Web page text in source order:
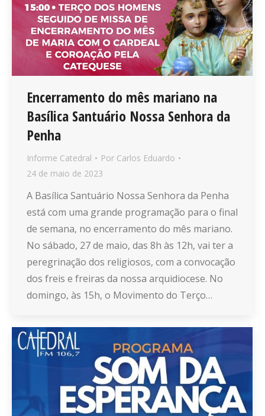
Encerramento do mês mariano na
Basílica Santuário Nossa Senhora da
Penha
Informe Catedral Por Carlos Eduardo
24 de maio de 2023
A Basílica Santuário Nossa Senhora da Penha
está com uma grande programação para o final
de semana, no encerramento do mês mariano.
No sábado, 27 de maio, das 8h às 12h, vai ter a
peregrinação dos religiosos, com a convocação
dos freis e freiras da nossa arquidiocese. No
domingo, às 15h, o Movimento do Terço…